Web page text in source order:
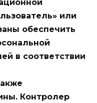
или
обеспечить
в соответствии
Контролер